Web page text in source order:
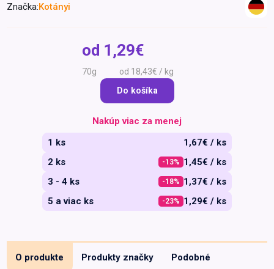
Špeciálna výživa a
Drogéria a kozmetika
Domácnosť a kancelária
Domáci miláčikovia
Lekáreň
Značka:Kotányi
od 1,29€
70g od 18,43€ / kg
Do košíka
Nakúp viac za menej
1 ks
1,67€ / ks
2 ks
-13% 1,45€ / ks
3 - 4 ks
-18% 1,37€ / ks
5 a viac ks
-23% 1,29€ / ks
O produkte Produkty značky Podobné